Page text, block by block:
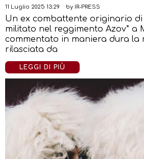
11 Luglio 2025 13:29 by IR-PRESS
Un ex combattente originario di
militato nel reggimento Azov* a
commentato in maniera dura la
rilasciata da
LEGGI DI PIÙ